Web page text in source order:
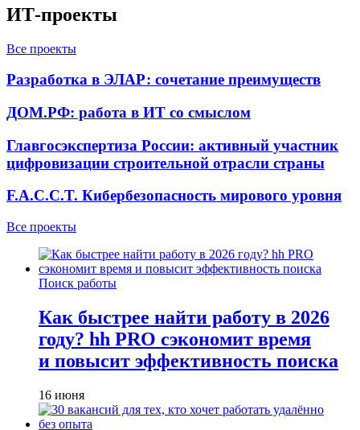
ИТ-проекты
Все проекты
Разработка в ЭЛАР: сочетание преимуществ
ДОМ.РФ: работа в ИТ со смыслом
Главгосэкспертиза России: активный участник
цифровизации строительной отрасли страны
F.A.C.C.T. Кибербезопасность мирового уровня
Все проекты
Поиск работы
Как быстрее найти работу в 2026
году? hh PRO сэкономит время
и повысит эффективность поиска
16 июня